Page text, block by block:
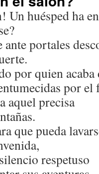
Un huésped ha
portales
por quien acaba
por
aquel precisa
que pueda
respetuso